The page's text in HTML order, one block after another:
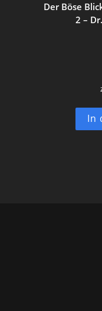
Der Böse
2 –
In